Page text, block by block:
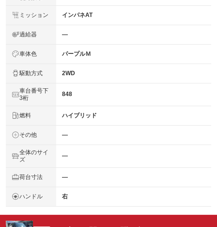
ミッション インパネAT
過給器 ―
車体色 パープルＭ
駆動方式 2WD
車台番号下
3桁
848
燃料 ハイブリッド
その他 ―
全体のサイ
ズ
―
荷台寸法 ―
ハンドル 右